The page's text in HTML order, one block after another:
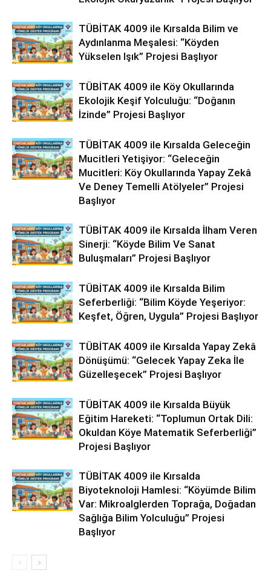
TÜBİTAK 4009 ile Kırsalda Bilim ve
Aydınlanma Meşalesi: “Köyden
Yükselen Işık” Projesi Başlıyor
TÜBİTAK 4009 ile Köy Okullarında
Ekolojik Keşif Yolculuğu: “Doğanın
İzinde” Projesi Başlıyor
TÜBİTAK 4009 ile Kırsalda Geleceğin
Mucitleri Yetişiyor: “Geleceğin
Mucitleri: Köy Okullarında Yapay Zekâ
Ve Deney Temelli Atölyeler” Projesi
Başlıyor
TÜBİTAK 4009 ile Kırsalda İlham Veren
Sinerji: “Köyde Bilim Ve Sanat
Buluşmaları” Projesi Başlıyor
TÜBİTAK 4009 ile Kırsalda Bilim
Seferberliği: “Bilim Köyde Yeşeriyor:
Keşfet, Öğren, Uygula” Projesi Başlıyor
TÜBİTAK 4009 ile Kırsalda Yapay Zekâ
Dönüşümü: “Gelecek Yapay Zeka İle
Güzelleşecek” Projesi Başlıyor
TÜBİTAK 4009 ile Kırsalda Büyük
Eğitim Hareketi: “Toplumun Ortak Dili:
Okuldan Köye Matematik Seferberliği”
Projesi Başlıyor
TÜBİTAK 4009 ile Kırsalda
Biyoteknoloji Hamlesi: “Köyümde Bilim
Var: Mikroalglerden Toprağa, Doğadan
Sağlığa Bilim Yolculuğu” Projesi
Başlıyor